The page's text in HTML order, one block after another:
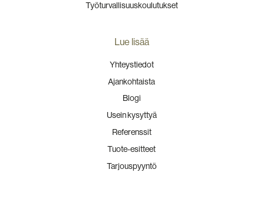
Työturvallisuuskoulutukset
Lue lisää
Yhteystiedot
Ajankohtaista
Blogi
Usein kysyttyä
Referenssit
Tuote-esitteet
Tarjouspyyntö